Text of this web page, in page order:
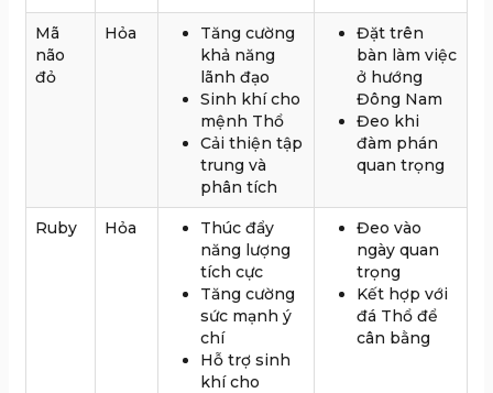
Mã
não
đỏ
Hỏa
Tăng cường
khả năng
lãnh đạo
Sinh khí cho
mệnh Thổ
Cải thiện tập
trung và
phân tích
Đặt trên
bàn làm việc
ở hướng
Đông Nam
Đeo khi
đàm phán
quan trọng
Ruby Hỏa
Thúc đẩy
năng lượng
tích cực
Tăng cường
sức mạnh ý
chí
Hỗ trợ sinh
khí cho
Đeo vào
ngày quan
trọng
Kết hợp với
đá Thổ để
cân bằng